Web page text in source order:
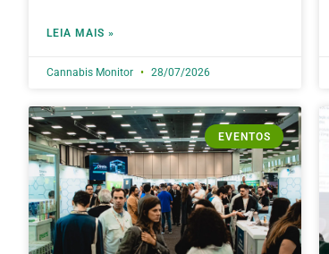
LEIA MAIS »
Cannabis Monitor 28/07/2026
EVENTOS